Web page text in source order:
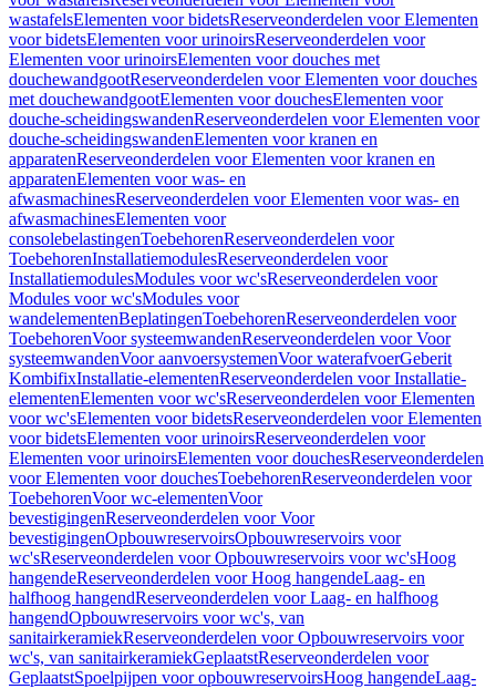
wastafelsElementen voor bidetsReserveonderdelen voor Elementen
voor bidetsElementen voor urinoirsReserveonderdelen voor
Elementen voor urinoirsElementen voor douches met
douchewandgootReserveonderdelen voor Elementen voor douches
met douchewandgootElementen voor douchesElementen voor
douche-scheidingswandenReserveonderdelen voor Elementen voor
douche-scheidingswandenElementen voor kranen en
apparatenReserveonderdelen voor Elementen voor kranen en
apparatenElementen voor was- en
afwasmachinesReserveonderdelen voor Elementen voor was- en
afwasmachinesElementen voor
consolebelastingenToebehorenReserveonderdelen voor
ToebehorenInstallatiemodulesReserveonderdelen voor
InstallatiemodulesModules voor wc'sReserveonderdelen voor
Modules voor wc'sModules voor
wandelementenBeplatingenToebehorenReserveonderdelen voor
ToebehorenVoor systeemwandenReserveonderdelen voor Voor
systeemwandenVoor aanvoersystemenVoor waterafvoerGeberit
KombifixInstallatie-elementenReserveonderdelen voor Installatie-
elementenElementen voor wc'sReserveonderdelen voor Elementen
voor wc'sElementen voor bidetsReserveonderdelen voor Elementen
voor bidetsElementen voor urinoirsReserveonderdelen voor
Elementen voor urinoirsElementen voor douchesReserveonderdelen
voor Elementen voor douchesToebehorenReserveonderdelen voor
ToebehorenVoor wc-elementenVoor
bevestigingenReserveonderdelen voor Voor
bevestigingenOpbouwreservoirsOpbouwreservoirs voor
wc'sReserveonderdelen voor Opbouwreservoirs voor wc'sHoog
hangendeReserveonderdelen voor Hoog hangendeLaag- en
halfhoog hangendReserveonderdelen voor Laag- en halfhoog
hangendOpbouwreservoirs voor wc's, van
sanitairkeramiekReserveonderdelen voor Opbouwreservoirs voor
wc's, van sanitairkeramiekGeplaatstReserveonderdelen voor
GeplaatstSpoelpijpen voor opbouwreservoirsHoog hangendeLaag-